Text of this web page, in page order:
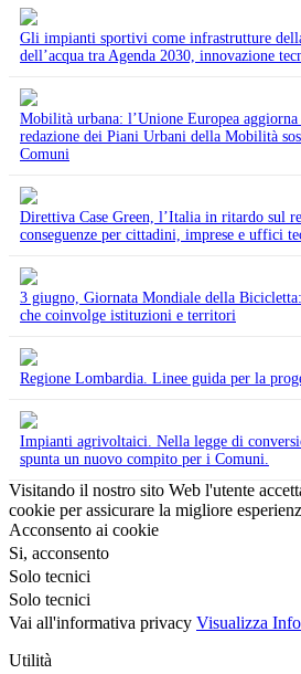
Gli impianti sportivi come infrastrutture
dell’acqua tra Agenda 2030, innovazione
Mobilità urbana: l’Unione Europea
redazione dei Piani Urbani della Mobilità
Comuni
Direttiva Case Green, l’Italia in ritardo sul
conseguenze per cittadini, imprese e uffici
3 giugno, Giornata Mondiale della
che coinvolge istituzioni e territori
Regione Lombardia. Linee guida per la
Impianti agrivoltaici. Nella legge di
spunta un nuovo compito per i Comuni.
Visitando il nostro sito Web l'utente
cookie per assicurare la migliore
Acconsento ai cookie
Si, acconsento
Solo tecnici
Solo tecnici
Vai all'informativa privacy Visualizza
Utilità